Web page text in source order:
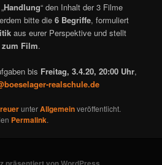
Handlung“ den Inhalt der 3 Filme
bitte die6 Begriffe, formuliert
aus eurer Perspektive und stellt
zum Film.
bis Freitag, 3.4.20, 20:00 Uhr,
realschule.de
unterAllgemeinveröffentlicht.
Permalink.